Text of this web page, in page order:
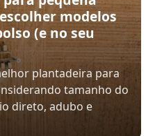
modelos
(e no seu
plantadeira para
tamanho do
direto, adubo e